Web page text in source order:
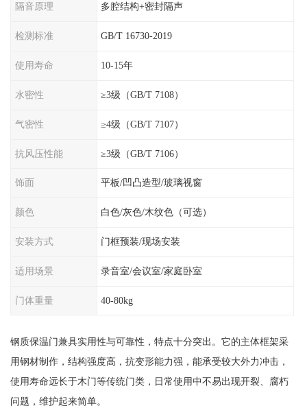
隔音原理 多腔结构+密封隔声
检测标准 GB/T 16730-2019
使用寿命 10-15年
水密性 ≥3级（GB/T 7108）
气密性 ≥4级（GB/T 7107）
抗风压性能 ≥3级（GB/T 7106）
饰面 平板/凹凸造型/玻璃视窗
颜色 白色/灰色/木纹色（可选）
安装方式 门框预装/现场安装
适用场景 录音室/会议室/家庭卧室
门体重量 40-80kg
钢质保温门兼具实用性与可靠性，特点十分突出。它的主体框架采
用钢材制作，结构强度高，抗变形能力强，能承受较大外力冲击，
使用寿命远长于木门等传统门类，日常使用中不易出现开裂、腐朽
问题，维护起来简单。